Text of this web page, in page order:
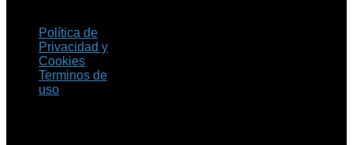
Política de
Privacidad y
Cookies
Terminos de
uso